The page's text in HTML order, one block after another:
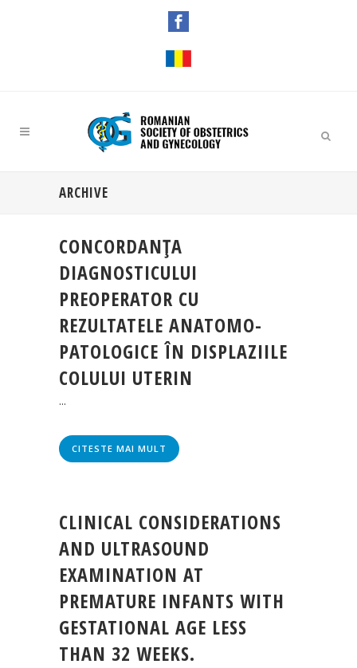
ARCHIVE
CONCORDANŢA
DIAGNOSTICULUI
PREOPERATOR CU
REZULTATELE ANATOMO-
PATOLOGICE ÎN DISPLAZIILE
COLULUI UTERIN
...
CITESTE MAI MULT
CLINICAL CONSIDERATIONS
AND ULTRASOUND
EXAMINATION AT
PREMATURE INFANTS WITH
GESTATIONAL AGE LESS
THAN 32 WEEKS.